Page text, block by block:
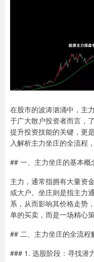
在股市的波涛汹涌中，主
于广大散户投资者而言，
提升投资技能的关键，更
入解析主力坐庄的全流程
## 一、主力坐庄的基本概
主力，通常指拥有大量资
或大户。坐庄则是指主力
系，从而影响其价格走势
单的买卖，而是一场精心策
## 二、主力坐庄的全流程
### 1. 选股阶段：寻找潜